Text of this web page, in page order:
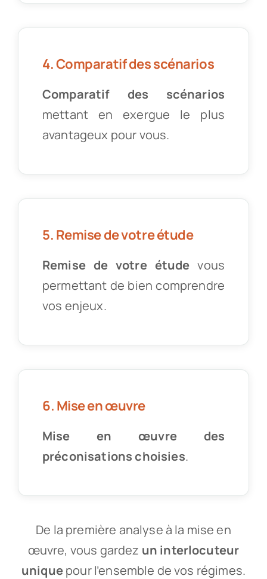
4. Comparatif des scénarios
Comparatif des scénarios
mettant en exergue le plus
avantageux pour vous.
5. Remise de votre étude
Remise de votre étude vous
permettant de bien comprendre
vos enjeux.
6. Mise en œuvre
Mise en œuvre des
préconisations choisies.
De la première analyse à la mise en
œuvre, vous gardez un interlocuteur
uniquepour l’ensemble de vos régimes.